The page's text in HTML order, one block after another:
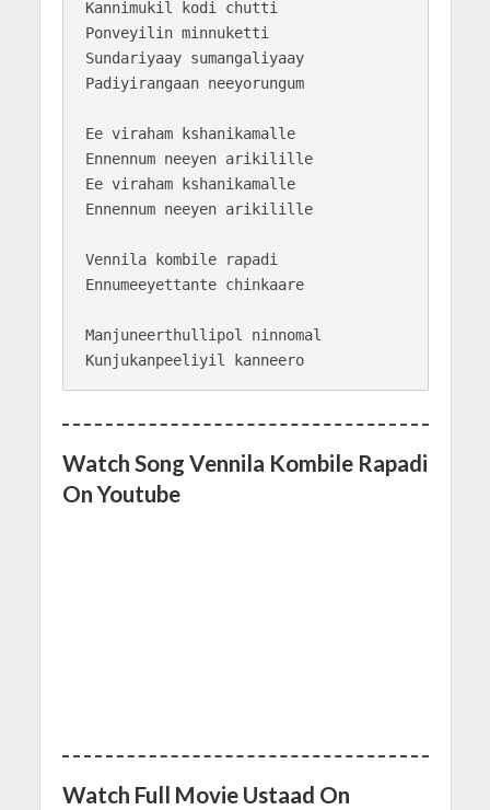
Kannimukil kodi chutti
Ponveyilin minnuketti
Sundariyaay sumangaliyaay
Padiyirangaan neeyorungum
Ee viraham kshanikamalle
Ennennum neeyen arikilille
Ee viraham kshanikamalle
Ennennum neeyen arikilille
Vennila kombile rapadi
Ennumeeyettante chinkaare
Manjuneerthullipol ninnomal
Kunjukanpeeliyil kanneero
Watch Song Vennila Kombile Rapadi
On Youtube
Watch Full Movie Ustaad On